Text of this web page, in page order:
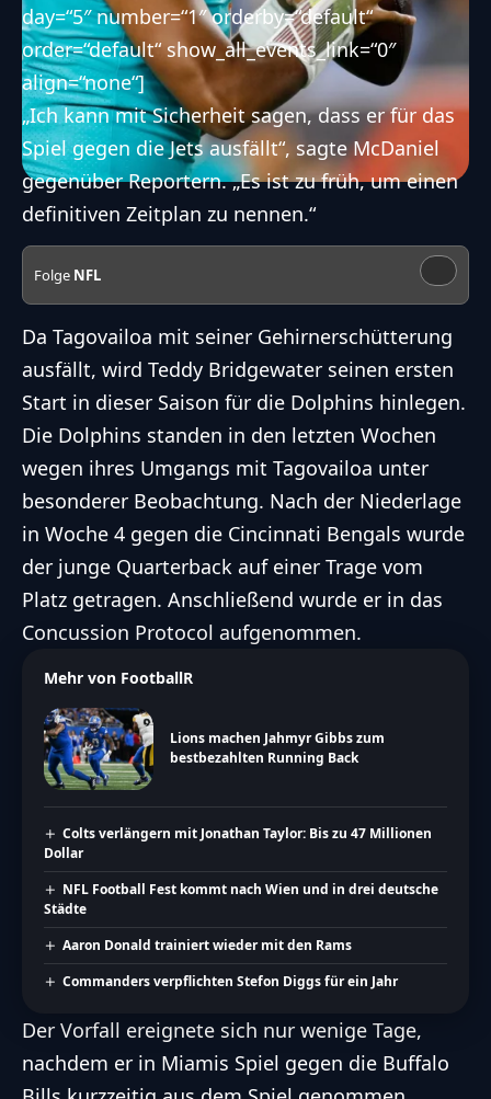
day=“5″ number=“1″ orderby=“default“
order=“default“ show_all_events_link=“0″
align=“none“]
„Ich kann mit Sicherheit sagen, dass er für das
Spiel gegen die Jets ausfällt“, sagte McDaniel
gegenüber Reportern. „Es ist zu früh, um einen
definitiven Zeitplan zu nennen.“
Folge NFL
Da Tagovailoa mit seiner Gehirnerschütterung
ausfällt, wird Teddy Bridgewater seinen ersten
Start in dieser Saison für die Dolphins hinlegen.
Die Dolphins standen in den letzten Wochen
wegen ihres Umgangs mit Tagovailoa unter
besonderer Beobachtung. Nach der Niederlage
in Woche 4 gegen die Cincinnati Bengals wurde
der junge Quarterback auf einer Trage vom
Platz getragen. Anschließend wurde er in das
Concussion Protocol aufgenommen.
Mehr von FootballR
Lions machen Jahmyr Gibbs zum
bestbezahlten Running Back
Colts verlängern mit Jonathan Taylor: Bis zu 47 Millionen
Dollar
NFL Football Fest kommt nach Wien und in drei deutsche
Städte
Aaron Donald trainiert wieder mit den Rams
Commanders verpflichten Stefon Diggs für ein Jahr
Der Vorfall ereignete sich nur wenige Tage,
nachdem er in Miamis Spiel gegen die Buffalo